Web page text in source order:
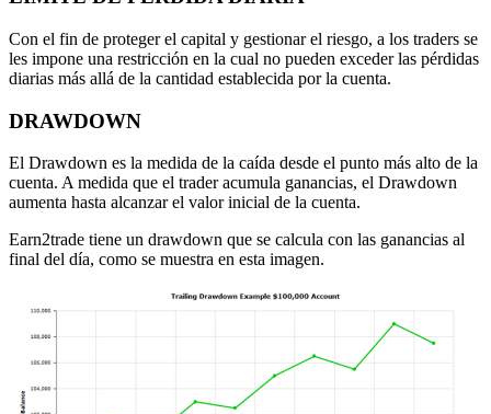
Con el fin de proteger el capital y gestionar el riesgo, a los traders se
les impone una restricción en la cual no pueden exceder las pérdidas
diarias más allá de la cantidad establecida por la cuenta.
DRAWDOWN
El Drawdown es la medida de la caída desde el punto más alto de la
cuenta. A medida que el trader acumula ganancias, el Drawdown
aumenta hasta alcanzar el valor inicial de la cuenta.
Earn2trade tiene un drawdown que se calcula con las ganancias al
final del día, como se muestra en esta imagen.